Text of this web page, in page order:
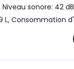
sonore: 42
Consommation